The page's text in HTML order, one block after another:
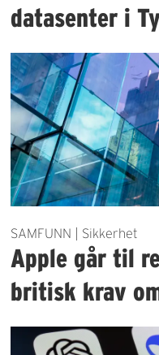
datasenter i
SAMFUNN | Sikkerhet
Apple går til
britisk krav